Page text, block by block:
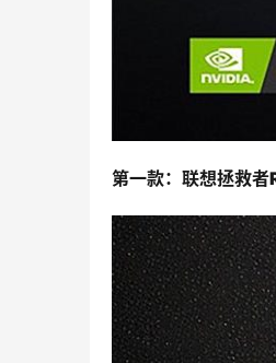
第一款： 联想拯救